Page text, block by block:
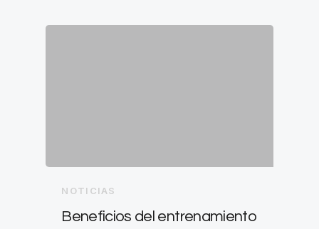
NOTICIAS
Beneficios del entrenamiento